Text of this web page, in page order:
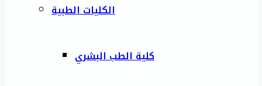
الكليات الطبية
كلية الطب البشري